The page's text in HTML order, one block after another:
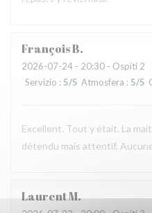
FrançoisB
2026-07-24 - 20:30 - Ospiti 2
Servizio : 5/5 Atmosfera : 5/5
Excellent. Tout y était. La
détendu mais attentif.
LaurentM